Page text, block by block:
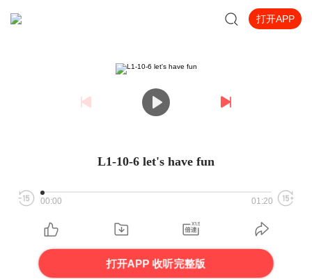
打开APP
L1-10-6 let's have fun
00:00 01:20
打开APP 收听完整版